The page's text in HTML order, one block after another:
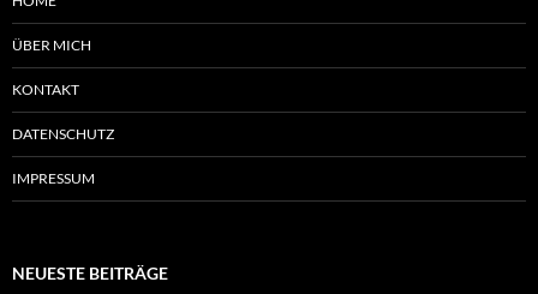
ÜBER MICH
KONTAKT
DATENSCHUTZ
IMPRESSUM
NEUESTE BEITRÄGE